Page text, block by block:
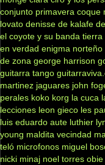
conjunto primavera coque
lovato denisse de kalafe
el coyote y su banda tierra
en verdad enigma norteño
de zona george harrison
guitarra tango
martinez jaguares john
perales koko korg la cuca
lecciones leon gieco les
luis eduardo aute luthier
young maldita vecindad
teló microfonos miguel
nicki minaj noel torres